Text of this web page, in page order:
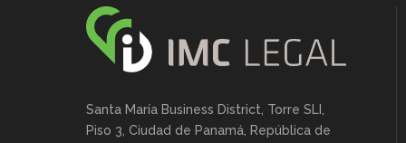
Santa María Business District, Torre SLI,
Piso 3, Ciudad de Panamá, República de